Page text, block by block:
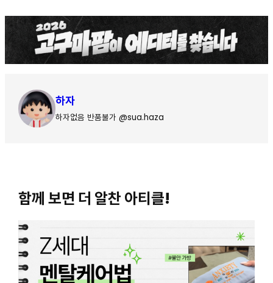
하자
하자없음 반품불가 @sua.haza
함께 보면 더 알찬 아티클!